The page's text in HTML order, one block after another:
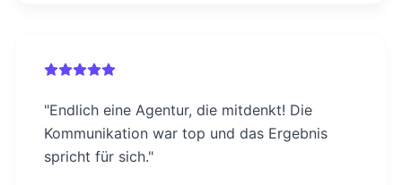
"Endlich eine Agentur, die mitdenkt! Die
Kommunikation war top und das Ergebnis
spricht für sich."